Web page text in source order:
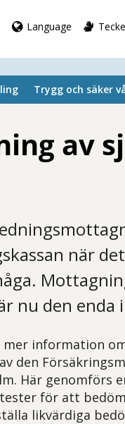
Language
Trygg och säker
av
när
nu den enda
information
den
Här genomförs
för att
likvärdiga